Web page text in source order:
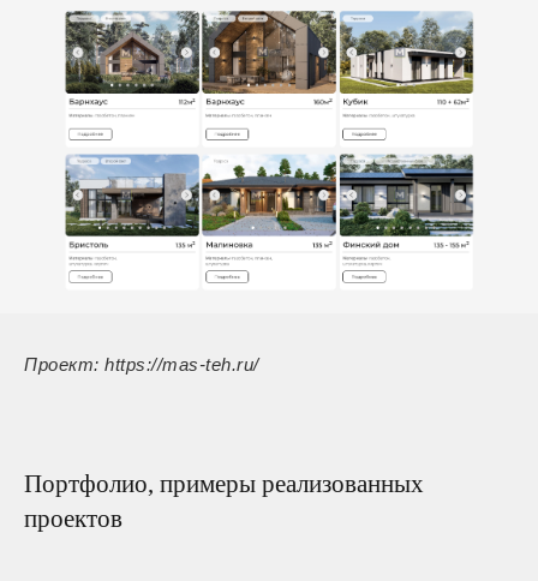
Проект: https://mas-teh.ru/
Портфолио, примеры реализованных
проектов